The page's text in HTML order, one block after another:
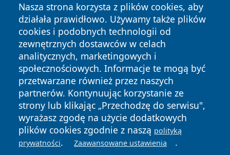
Nasza strona korzysta z plików cookies, aby
działała prawidłowo. Używamy także plików
cookies i podobnych technologii od
zewnętrznych dostawców w celach
analitycznych, marketingowych i
społecznościowych. Informacje te mogą być
przetwarzane również przez naszych
partnerów. Kontynuując korzystanie ze
strony lub klikając „Przechodzę do serwisu",
wyrażasz zgodę na użycie dodatkowych
plików cookies zgodnie z naszą polityką
prywatności. Zaawansowane ustawienia .
Copyright © 2026 informacjelodzkie.pl Wszystkie prawa
zastrzeżone.
News Autorzy
Polityka
Prywatności
Polityka
Cookies